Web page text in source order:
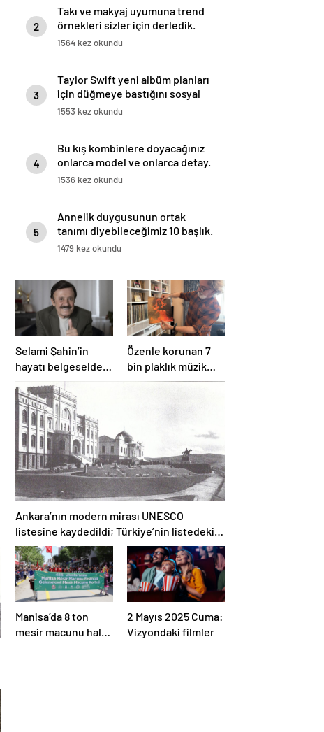
2
Takı ve makyaj uyumuna trend
örnekleri sizler için derledik.
1564 kez okundu
3
Taylor Swift yeni albüm planları
için düğmeye bastığını sosyal
medyadan duyurdu!
1553 kez okundu
4
Bu kış kombinlere doyacağınız
onlarca model ve onlarca detay.
1536 kez okundu
5
Annelik duygusunun ortak
tanımı diyebileceğimiz 10 başlık.
1479 kez okundu
Selami Şahin’in
hayatı belgeselde
izleyiciyle
buluşacak
Özenle korunan 7
bin plaklık müzik
mirası
Ankara’nın modern mirası UNESCO
listesine kaydedildi; Türkiye’nin listedeki
varlık sayısı 80 oldu
Manisa’da 8 ton
mesir macunu halka
2 Mayıs 2025 Cuma:
Vizyondaki filmler